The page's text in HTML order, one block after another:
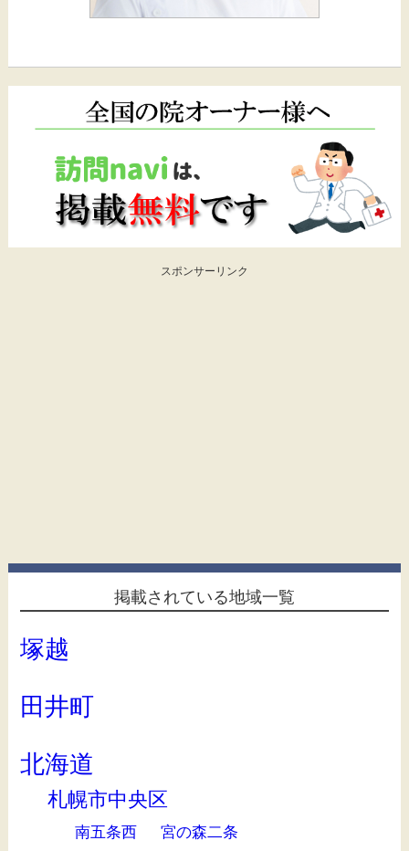
スポンサーリンク
掲載されている地域一覧
塚越
田井町
北海道
札幌市中央区
南五条西 宮の森二条